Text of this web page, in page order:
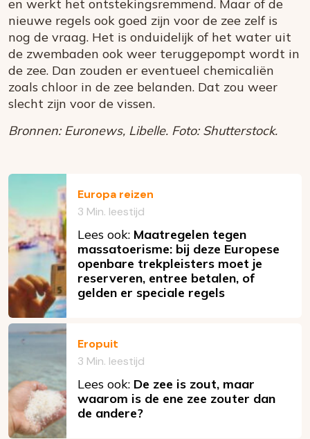
en werkt het ontstekingsremmend. Maar of de
nieuwe regels ook goed zijn voor de zee zelf is
nog de vraag. Het is onduidelijk of het water uit
de zwembaden ook weer teruggepompt wordt in
de zee. Dan zouden er eventueel chemicaliën
zoals chloor in de zee belanden. Dat zou weer
slecht zijn voor de vissen.
Bronnen: Euronews, Libelle. Foto: Shutterstock.
Europa reizen
3 Min. leestijd
Lees ook: Maatregelen tegen
massatoerisme: bij deze Europese
openbare trekpleisters moet je
reserveren, entree betalen, of
gelden er speciale regels
Eropuit
3 Min. leestijd
Lees ook: De zee is zout, maar
waarom is de ene zee zouter dan
de andere?